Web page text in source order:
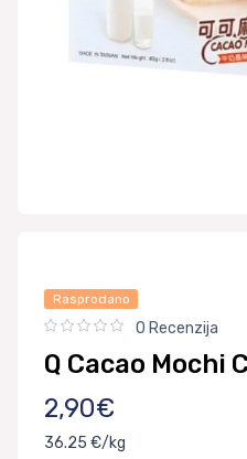
Rasprodano
0 Recenzija
Q Cacao Mochi
2,90€
36.25 €/kg